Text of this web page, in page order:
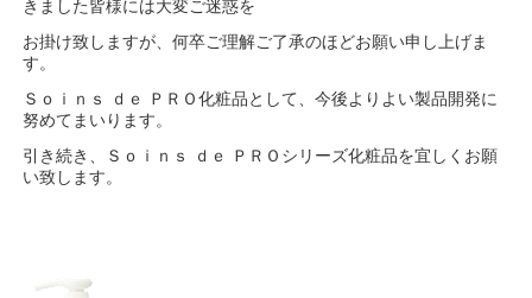
きました皆様には大変ご迷惑を
お掛け致しますが、何卒ご理解ご了承のほどお願い申し上げま
す。
Ｓｏｉｎｓ ｄｅ ＰＲＯ化粧品として、今後よりよい製品開発に
努めてまいります。
引き続き、Ｓｏｉｎｓ ｄｅ ＰＲＯシリーズ化粧品を宜しくお願
い致します。